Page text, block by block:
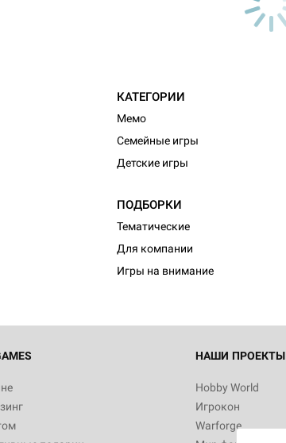
КАТЕГОРИИ
Мемо
Семейные игры
Детские игры
ПОДБОРКИ
Тематические
Для компании
Игры на внимание
НАШИ ПРОЕКТЫ
Hobby World
Игрокон
Warforge